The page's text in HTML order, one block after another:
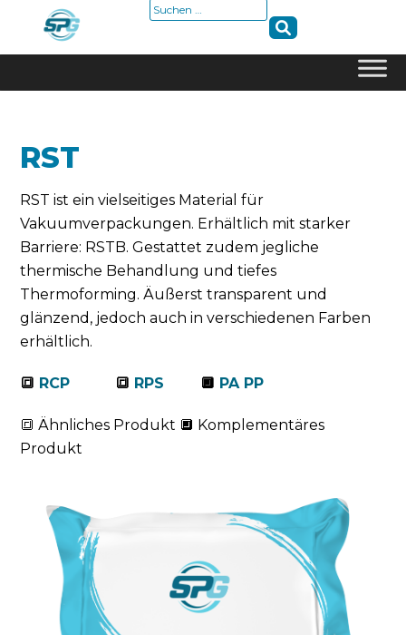
content
Suche
RST
RST ist ein vielseitiges Material für
Vakuumverpackungen. Erhältlich mit starker
Barriere: RSTB. Gestattet zudem jegliche
thermische Behandlung und tiefes
Thermoforming. Äußerst transparent und
glänzend, jedoch auch in verschiedenen Farben
erhältlich.
🔳 RCP 🔳 RPS 🔲 PA PP
🔳 Ähnliches Produkt 🔲 Komplementäres
Produkt